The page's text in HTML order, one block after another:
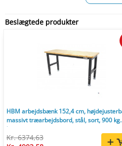
Beslægtede produkter
HBM arbejdsbænk 152,4 cm,
massivt træarbejdsbord, stål, sort, 900 kg
bæreevne.
Kr. 6374,63